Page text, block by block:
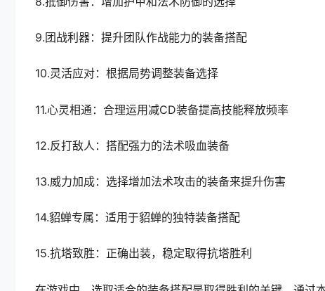
9.团战利器：提升团队作战能力的装备搭配
10.灵活应对：根据局势调整装备选择
11.心灵相通：合理运用减CD装备提高技能释放频率
12.反打敌人：搭配强力的法术吸血装备
13.威力加成：选择增加法术攻击的装备来提升伤害
14.貂蝉专属：适用于貂蝉的独特装备搭配
15.抗塔致胜：正确出装，稳定取得抗塔胜利